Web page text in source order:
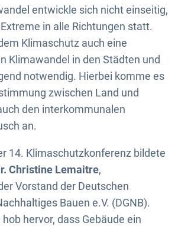
entwickle sich nicht einseitig,
in alle Richtungen statt.
Klimaschutz auch eine
Klimawandel in den Städten und
notwendig. Hierbei komme es
zwischen Land und
den interkommunalen
an.
14. Klimaschutzkonferenz bildete
Christine Lemaitre,
Vorstand der Deutschen
Bauen e.V. (DGNB).
hervor, dass Gebäude ein